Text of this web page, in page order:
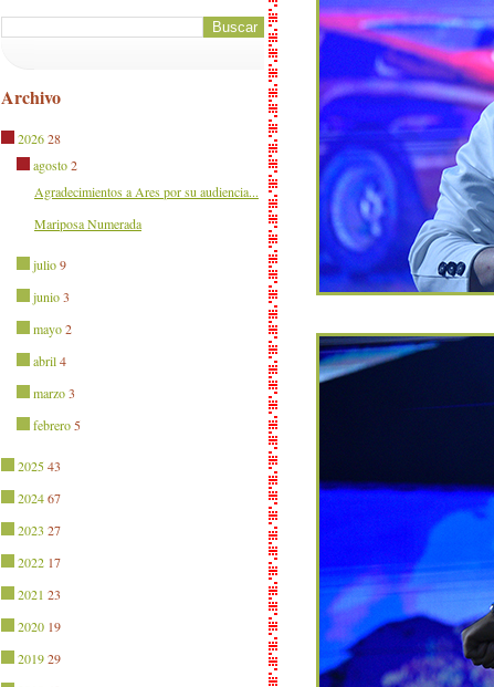
Archivo
202628
agosto 2
Agradecimientos a Ares por su audiencia...
Mariposa Numerada
julio 9
junio 3
mayo 2
abril 4
marzo 3
febrero 5
202543
202467
2023 27
2022 17
2021 23
2020 19
201929